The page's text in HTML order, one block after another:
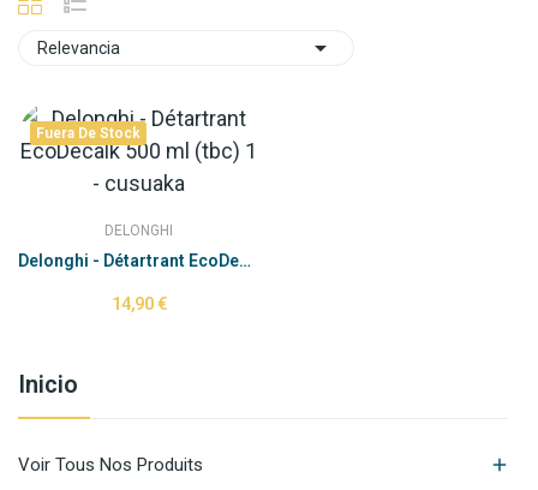
Inicio
Voir Tous Nos Produits 
Relevancia 
Fuera De Stock
DELONGHI
Delonghi - Détartrant EcoDecalk 500 ml (tbc)
14,90 €